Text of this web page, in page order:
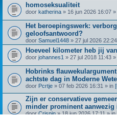
homoseksualiteit
door katherina » 16 jun 2026 16:07 »
Het beroepingswerk:
geloofsantwoord?
door Samuel1448 » 27 jul 2026
Hoeveel kilometer heb jij
door johannes1 » 27 jul 2018 11:43 »
Hobrinks
achtste dag in Moderne
door Pcrtje » 07 feb 2026 16:31 » in
Zijn er conservatieve
minder prominent aanwezig
doorCrispin» 18 jun 2026 17:11 » in